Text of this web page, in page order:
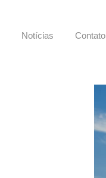
Notícias Contato